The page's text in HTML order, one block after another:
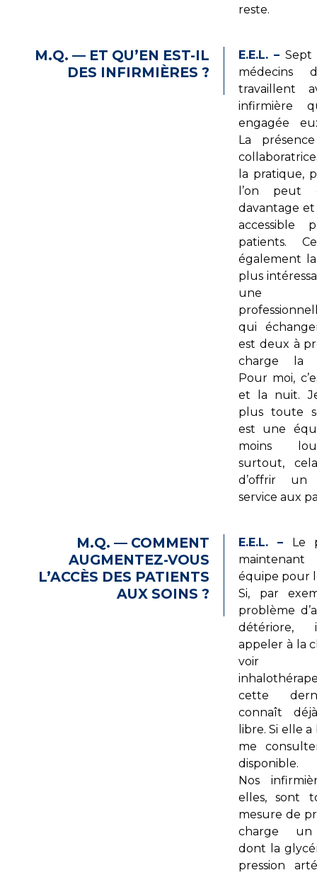
reste.
M.Q. — ET QU’EN EST-IL
DES INFIRMIÈRES ?
E.E.L. – Sept
médecins
travaillent
infirmière
engagée
La
la pratique,
l’on peut
davantage
accessible
patients.
également
plus
une
qui
est deux à
charge la
Pour moi,
et la nuit.
plus toute
est une
moins
surtout,
d’offrir un
service aux
M.Q. — COMMENT
AUGMENTEZ-VOUS
L’ACCÈS DES PATIENTS
AUX SOINS ?
E.E.L. – Le
équipe pour
Si, par
problème
appeler à la
voir
cette
connaît
libre. Si elle
me
disponible.
Nos
elles, sont
mesure de
charge
dont la
pression